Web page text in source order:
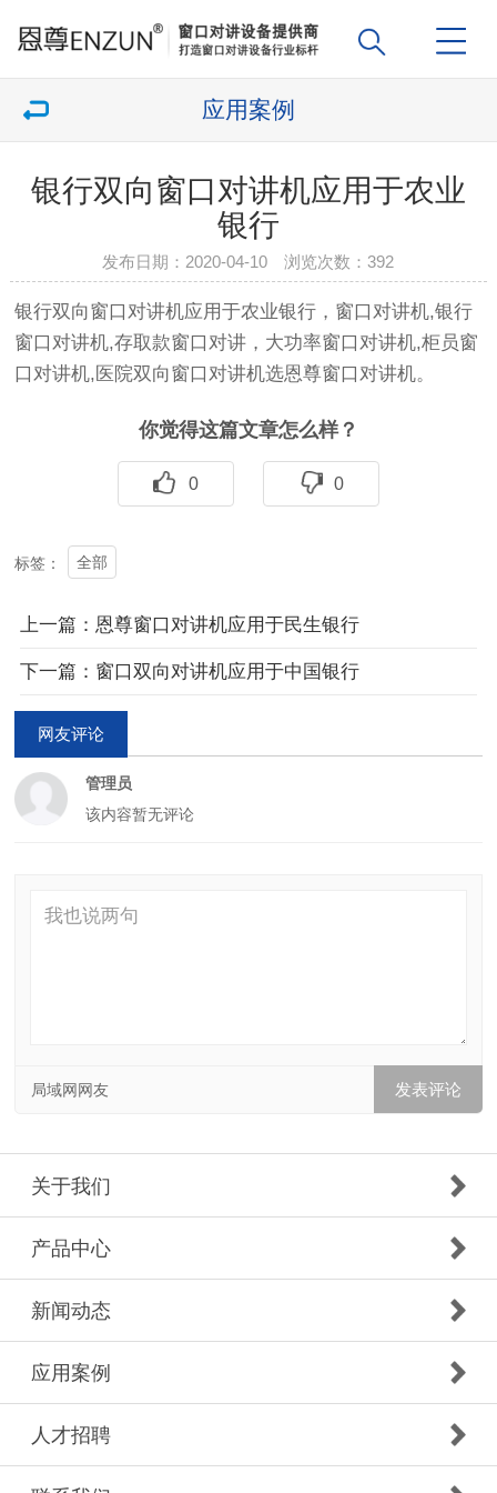
应用案例
银行双向窗口对讲机应用于农业
银行
发布日期：2020-04-10 浏览次数：392
银行双向窗口对讲机应用于农业银行， 窗口对讲机,银行
窗口对讲机,存取款窗口对讲，大功率窗口对讲机,柜员窗
口对讲机,医院双向窗口对讲机选恩尊窗口对讲机。
你觉得这篇文章怎么样？
0 0
标签： 全部
上一篇：恩尊窗口对讲机应用于民生银行
下一篇：窗口双向对讲机应用于中国银行
网友评论
管理员
该内容暂无评论
局域网网友
关于我们
产品中心
新闻动态
应用案例
人才招聘